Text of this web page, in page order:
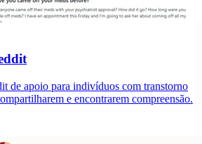
de apoio para indivíduos com transtorno
e encontrarem compreensão.